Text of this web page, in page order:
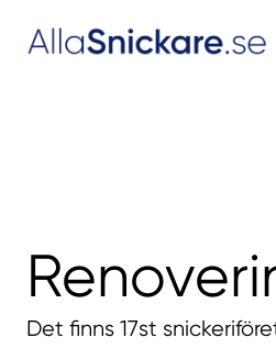
Det finns 17st